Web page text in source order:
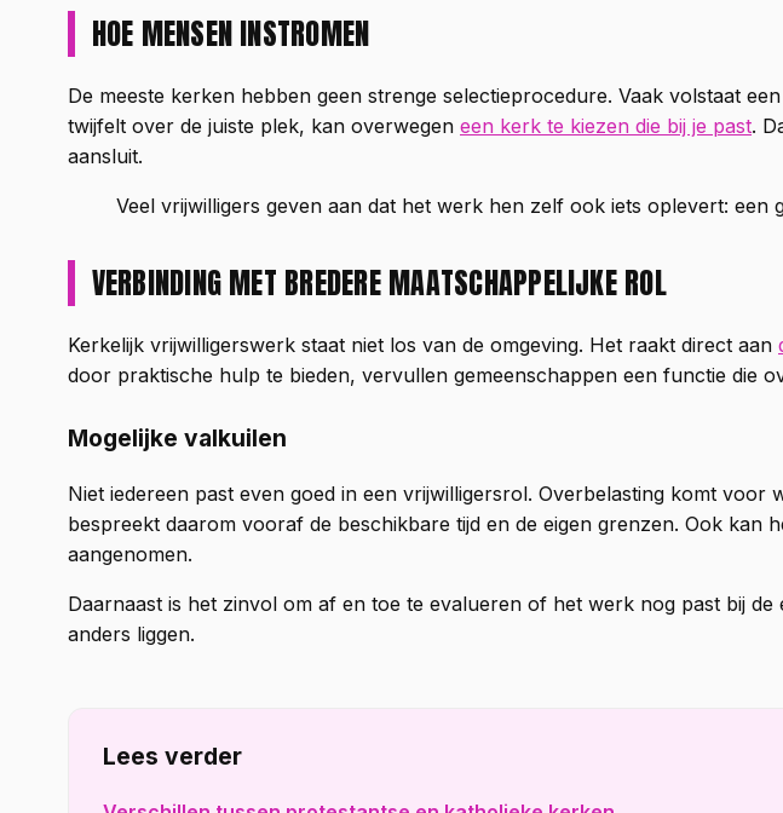
HOE MENSEN INSTROMEN
De meeste kerken hebben geen strenge selectieprocedure. Vaak volstaat
twijfelt over de juiste plek, kan overwegen een kerk te kiezen die bij je past.
aansluit.
Veel vrijwilligers geven aan dat het werk hen zelf ook iets oplevert:
VERBINDING MET BREDERE MAATSCHAPPELIJKE ROL
Kerkelijk vrijwilligerswerk staat niet los van de omgeving. Het raakt direct aan
door praktische hulp te bieden, vervullen gemeenschappen een functie die
Mogelijke valkuilen
Niet iedereen past even goed in een vrijwilligersrol. Overbelasting komt
bespreekt daarom vooraf de beschikbare tijd en de eigen grenzen. Ook
aangenomen.
Daarnaast is het zinvol om af en toe te evalueren of het werk nog past bij
anders liggen.
Lees verder